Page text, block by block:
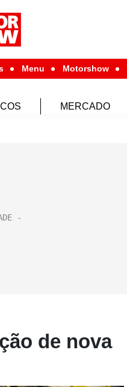
Menu Motorshow
MERCADO
de nova